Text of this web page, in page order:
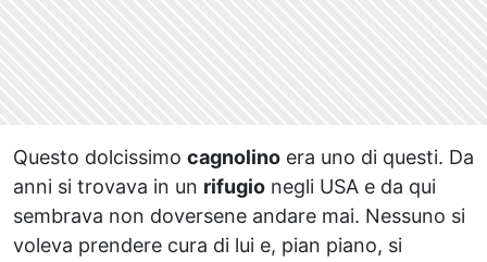
Questo dolcissimo cagnolino era uno di questi. Da
anni si trovava in un rifugio negli USA e da qui
sembrava non doversene andare mai. Nessuno si
voleva prendere cura di lui e, pian piano, si